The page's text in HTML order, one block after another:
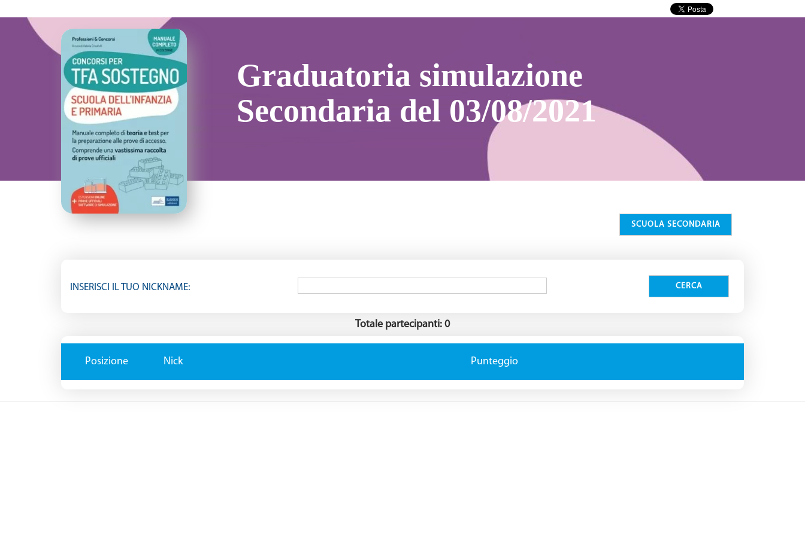
Graduatoria simulazione
Secondaria del 03/08/2021
INSERISCI IL TUO NICKNAME:
Totale partecipanti: 0
Posizione Nick Punteggio